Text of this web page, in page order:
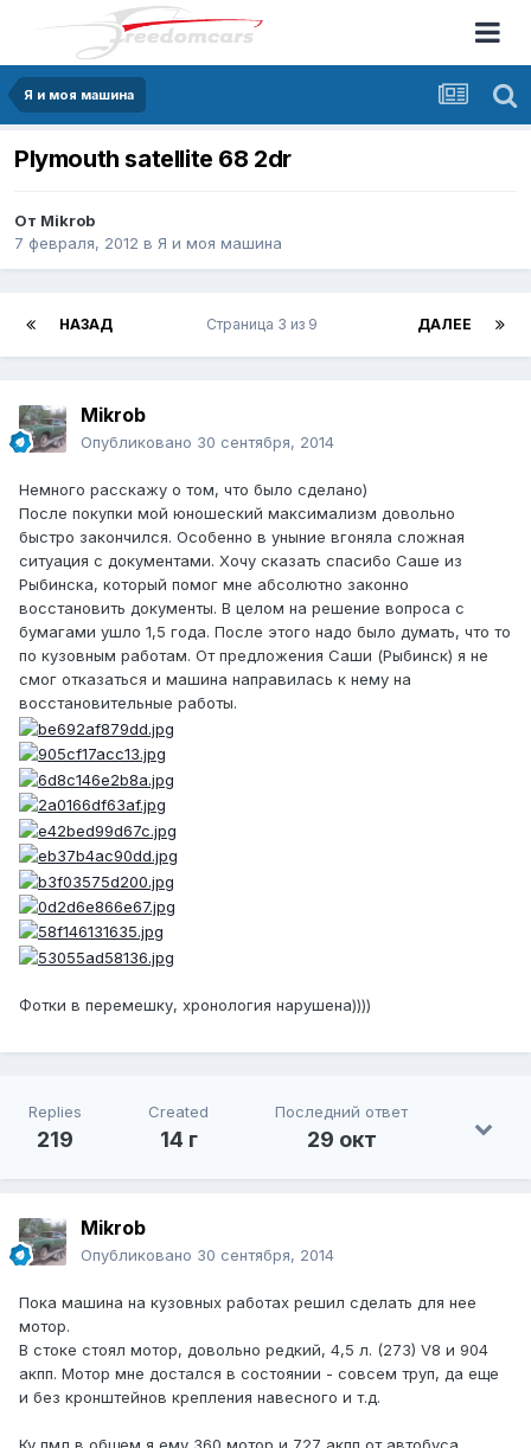
Я и моя машина
Plymouth satellite 68 2dr
От Mikrob
7 февраля, 2012 в Я и моя машина
НАЗАД ДАЛЕЕ
Страница 3 из 9
Mikrob
Опубликовано 30 сентября, 2014
Немного расскажу о том, что было сделано)
После покупки мой юношеский максимализм довольно
быстро закончился. Особенно в уныние вгоняла сложная
ситуация с документами. Хочу сказать спасибо Саше из
Рыбинска, который помог мне абсолютно законно
восстановить документы. В целом на решение вопроса с
бумагами ушло 1,5 года. После этого надо было думать, что то
по кузовным работам. От предложения Саши (Рыбинск) я не
смог отказаться и машина направилась к нему на
восстановительные работы.
Фотки в перемешку, хронология нарушена))))
Replies
219
Created
14 г
Последний ответ
29 окт
Mikrob
Опубликовано 30 сентября, 2014
Пока машина на кузовных работах решил сделать для нее
мотор.
В стоке стоял мотор, довольно редкий, 4,5 л. (273) V8 и 904
акпп. Мотор мне достался в состоянии - совсем труп, да еще
и без кронштейнов крепления навесного и т.д.